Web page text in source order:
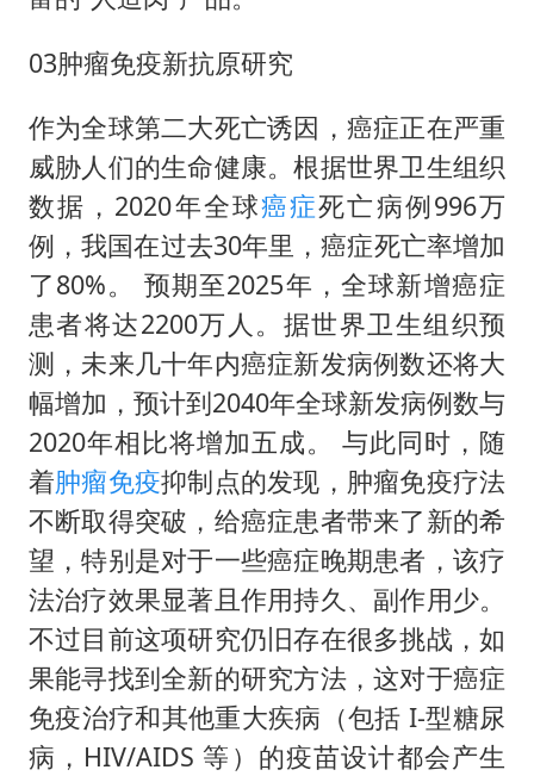
03肿瘤免疫新抗原研究
作为全球第二大死亡诱因，癌症正在严重
威胁人们的生命健康。根据世界卫生组织
数据，2020年全球癌症死亡病例996万
例，我国在过去30年里，癌症死亡率增加
了80%。 预期至2025年，全球新增癌症
患者将达2200万人。据世界卫生组织预
测，未来几十年内癌症新发病例数还将大
幅增加，预计到2040年全球新发病例数与
2020年相比将增加五成。 与此同时，随
着肿瘤免疫抑制点的发现，肿瘤免疫疗法
不断取得突破，给癌症患者带来了新的希
望，特别是对于一些癌症晚期患者，该疗
法治疗效果显著且作用持久、副作用少。
不过目前这项研究仍旧存在很多挑战，如
果能寻找到全新的研究方法，这对于癌症
免疫治疗和其他重大疾病（包括 I-型糖尿
病，HIV/AIDS 等）的疫苗设计都会产生